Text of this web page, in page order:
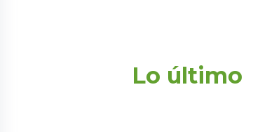
Lo último